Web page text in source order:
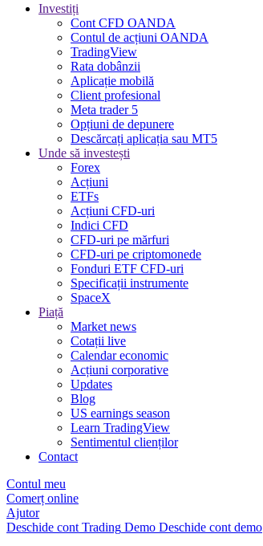
Investiți
Cont CFD OANDA
Contul de acțiuni OANDA
TradingView
Rata dobânzii
Aplicație mobilă
Client profesional
Meta trader 5
Opțiuni de depunere
Descărcați aplicația sau MT5
Unde să investești
Forex
Acțiuni
ETFs
Acțiuni CFD-uri
Indici CFD
CFD-uri pe mărfuri
CFD-uri pe criptomonede
Fonduri ETF CFD-uri
Specificații instrumente
SpaceX
Piață
Market news
Cotații live
Calendar economic
Acțiuni corporative
Updates
Blog
US earnings season
Learn TradingView
Sentimentul clienților
Contact
Contul meu
Comerț online
Ajutor
Deschide cont Trading Demo Deschide cont demo